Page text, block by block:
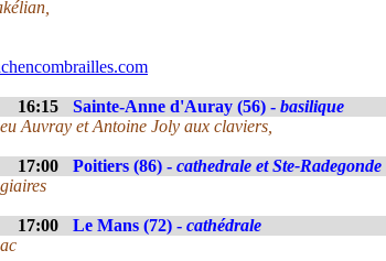
16:15 Sainte-Anne d'Auray (56) - basilique
Auvray et Antoine Joly aux claviers,
17:00 Poitiers (86) - cathedrale et Ste-Radegonde
17:00 Le Mans (72) - cathédrale